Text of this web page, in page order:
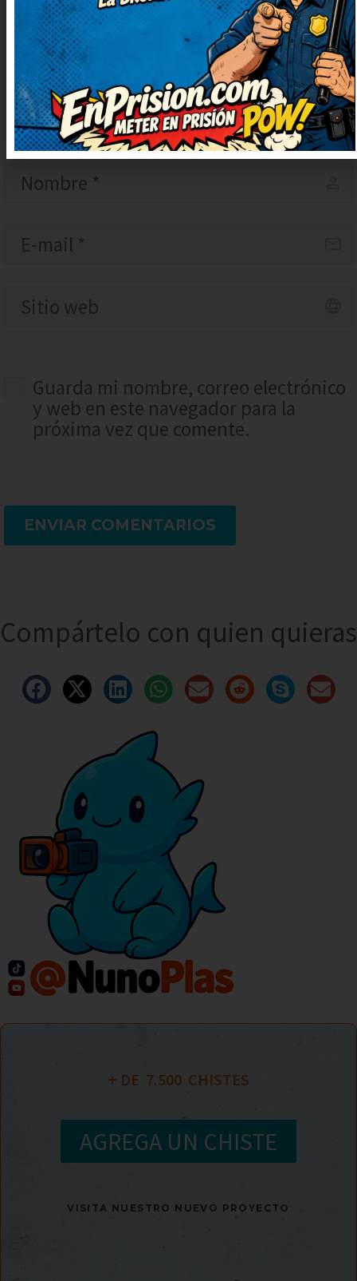
Guarda mi nombre, correo electrónico
y web en este navegador para la
próxima vez que comente.
ENVIAR COMENTARIOS
Compártelo con quien quieras
+ DE 7.500
  CHISTES
AGREGA UN CHISTE
VISITA NUESTRO NUEVO PROYECTO